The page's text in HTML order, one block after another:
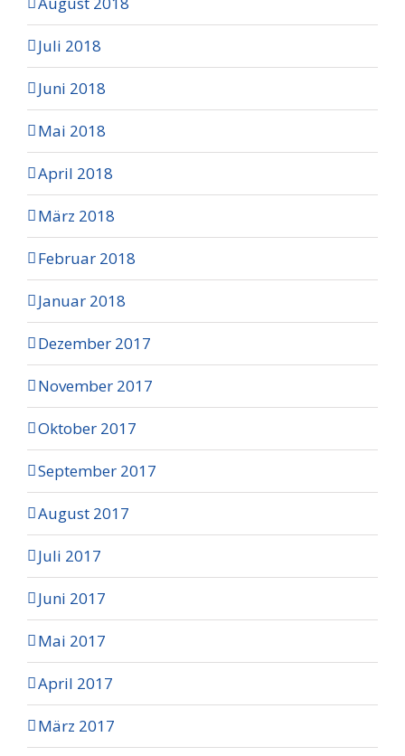
Juli 2018
Juni 2018
Mai 2018
April 2018
März 2018
Februar 2018
Januar 2018
Dezember 2017
November 2017
Oktober 2017
September 2017
August 2017
Juli 2017
Juni 2017
Mai 2017
April 2017
März 2017